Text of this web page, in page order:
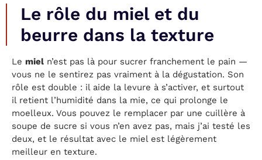
Le rôle du miel et du
beurre dans la texture
Le miel n’est pas là pour sucrer franchement le pain —
vous ne le sentirez pas vraiment à la dégustation. Son
rôle est double : il aide la levure à s’activer, et surtout
il retient l’humidité dans la mie, ce qui prolonge le
moelleux. Vous pouvez le remplacer par une cuillère à
soupe de sucre si vous n’en avez pas, mais j’ai testé les
deux, et le résultat avec le miel est légèrement
meilleur en texture.